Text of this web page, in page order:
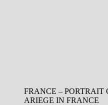
FRANCE – PORTRAIT
ARIEGE IN FRANCE